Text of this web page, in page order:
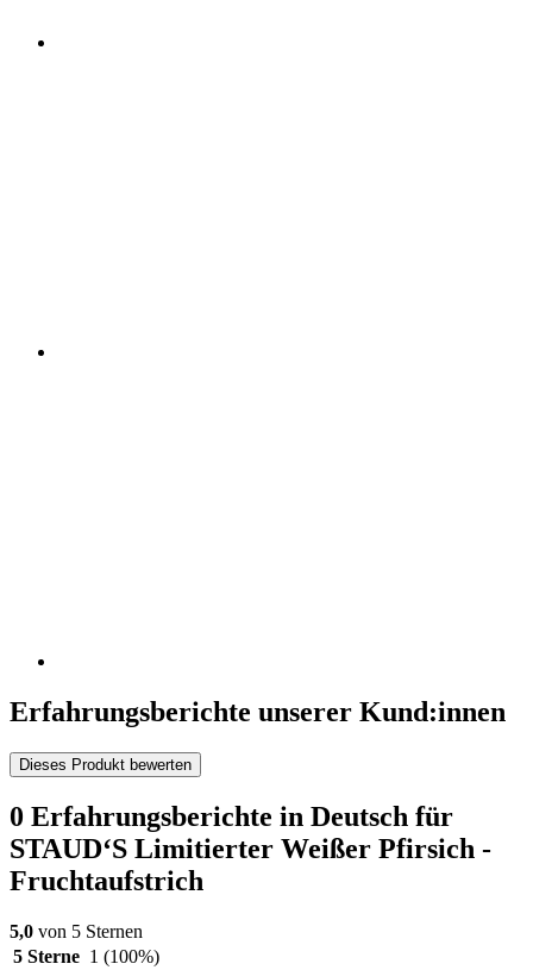
Erfahrungsberichte unserer Kund:innen
Dieses Produkt bewerten
0 Erfahrungsberichte in Deutsch für
STAUD‘S Limitierter Weißer Pfirsich -
Fruchtaufstrich
5,0 von 5 Sternen
5 Sterne 1 (100%)